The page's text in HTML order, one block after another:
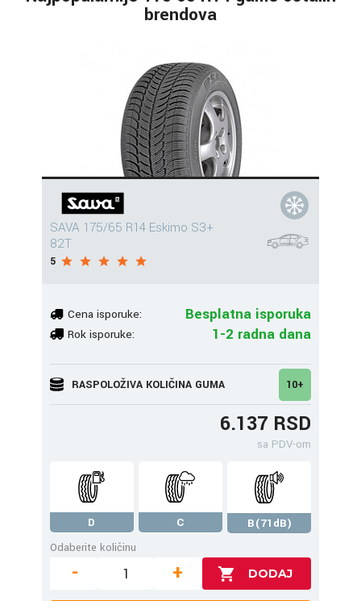
brendova
SAVA 175/65 R14 Eskimo S3+
82T
5
Cena isporuke: Besplatna isporuka
Rok isporuke: 1-2 radna dana
RASPOLOŽIVA KOLIČINA GUMA 10+
6.137 RSD
sa PDV-om
D C
B(71dB)
Odaberite količinu
- +